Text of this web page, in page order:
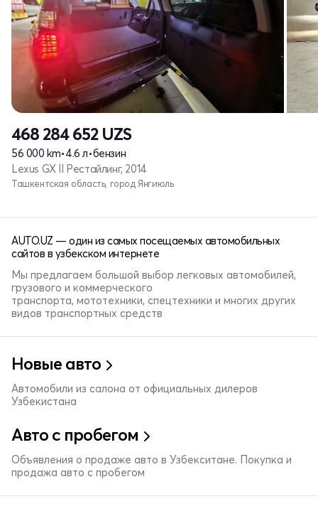
468 284 652 UZS
56 000 km•4.6 л•бензин
Lexus GX II Рестайлинг, 2014
Ташкентская область, город Янгиюль
AUTO.UZ — один из самых посещаемых автомобильных
сайтов в узбекском интернете
Мы предлагаем большой выбор легковых автомобилей,
грузового и коммерческого
транспорта, мототехники, спецтехники и многих других
видов транспортных средств
Новые авто
Автомобили из салона от официальных дилеров
Узбекистана
Авто с пробегом
Объявления о продаже авто в Узбекситане. Покупка и
продажа авто с пробегом